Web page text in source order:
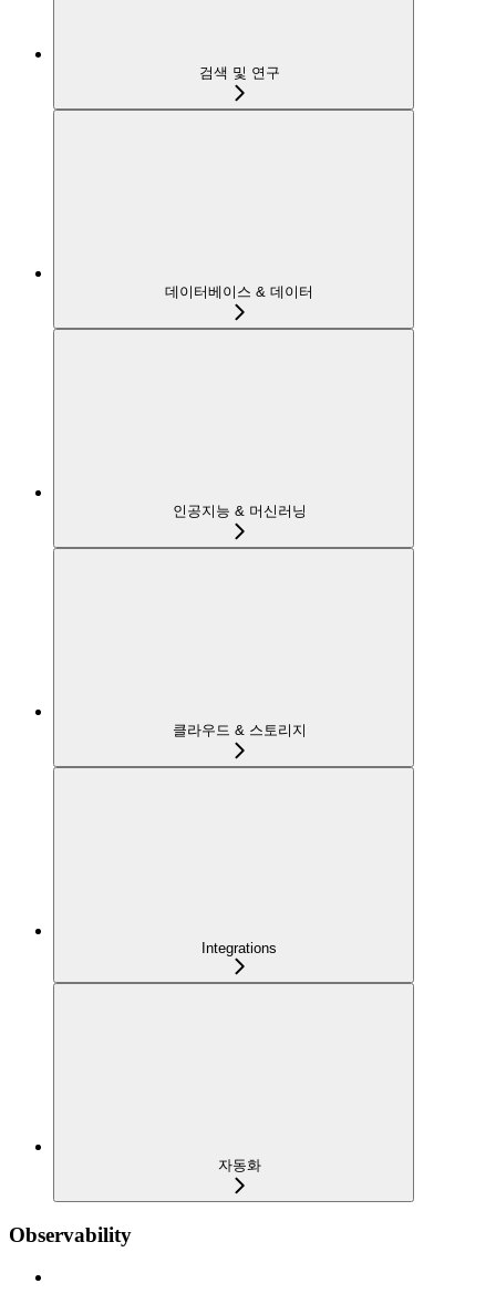
검색 및 연구
데이터베이스 & 데이터
인공지능 & 머신러닝
클라우드 & 스토리지
Integrations
자동화
Observability